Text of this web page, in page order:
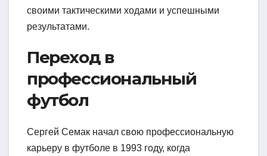
своими тактическими ходами и успешными
результатами.
Переход в
профессиональный
футбол
Сергей Семак начал свою профессиональную
карьеру в футболе в 1993 году, когда